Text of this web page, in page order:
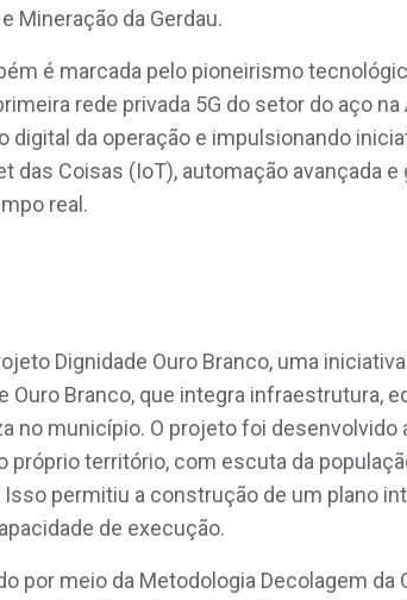
Mineração da Gerdau.
é marcada pelo pioneirismo
rede privada 5G do setor do aço na
digital da operação e impulsionando
das Coisas (IoT), automação avançada
real.
Dignidade Ouro Branco, uma
Ouro Branco, que integra infraestrutura,
no município. O projeto foi desenvolvido
próprio território, com escuta da
permitiu a construção de um plano
de execução.
por meio da Metodologia Decolagem da